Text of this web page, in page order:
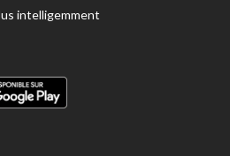
intelligemment